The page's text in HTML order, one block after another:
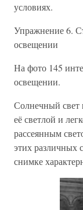
условиях.
Упражнение 6.
освещении
На фото 145
освещении.
Солнечный свет
её светлой и
рассеянным
этих различных
снимке